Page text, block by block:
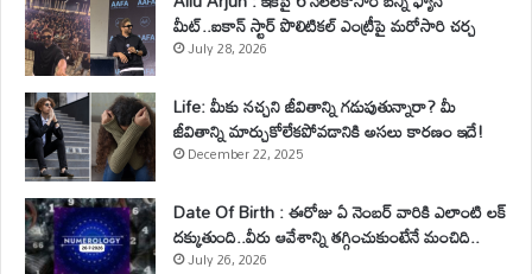
మీట్..ఐకాన్ స్టార్ పొలిటికల్ ఎంట్రీపై మరోసారి చర్చ
July 28, 2026
Life: మీకు నచ్చని జీవితాన్ని గడుపుతున్నారా? మీ
జీవితాన్ని మార్చుకోలేకపోవడానికి అసలు కారణం ఇదే!
December 22, 2025
Date Of Birth : ఈరోజు ఏ నెంబర్ వారికి ఎలాంటి లక్
దక్కుతుంది..వీరు ఆవేశాన్ని తగ్గించుకుంటేనే మంచిది..
July 26, 2026